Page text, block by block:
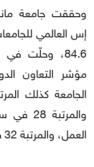
وحققت جامعة
84.6، وحلّت
مؤشر التعاون
الجامعة كذلك
العمل، والمرتبة 32 في السمعة الأكاديمية.